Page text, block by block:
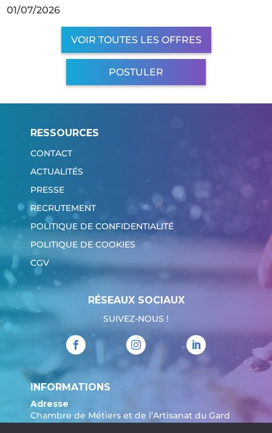
01/07/2026
VOIR TOUTES LES OFFRES
POSTULER
RESSOURCES
CONTACT
ACTUALITÉS
PRESSE
RECRUTEMENT
POLITIQUE DE CONFIDENTIALITÉ
POLITIQUE DE COOKIES
CGV
RÉSEAUX SOCIAUX
SUIVEZ-NOUS !
INFORMATIONS
Adresse
Chambre de Métiers et de l’Artisanat du Gard